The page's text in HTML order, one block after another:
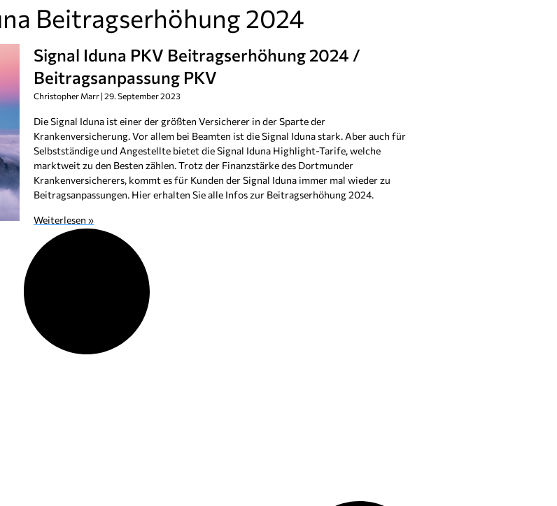
Beitragserhöhung 2024
Signal Iduna PKV Beitragserhöhung 2024 /
Beitragsanpassung PKV
Christopher Marr 29. September 2023
Die Signal Iduna ist einer der größten Versicherer in der Sparte der
Krankenversicherung. Vor allem bei Beamten ist die Signal Iduna stark. Aber auch für
Selbstständige und Angestellte bietet die Signal Iduna Highlight-Tarife, welche
marktweit zu den Besten zählen. Trotz der Finanzstärke des Dortmunder
Krankenversicherers, kommt es für Kunden der Signal Iduna immer mal wieder zu
Beitragsanpassungen. Hier erhalten Sie alle Infos zur Beitragserhöhung 2024.
Weiterlesen »